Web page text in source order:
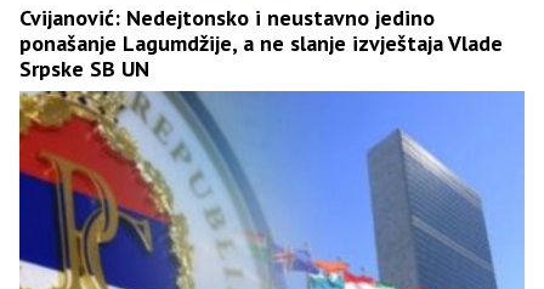
Cvijanović: Nedejtonsko i neustavno jedino
ponašanje Lagumdžije, a ne slanje izvještaja Vlade
Srpske SB UN